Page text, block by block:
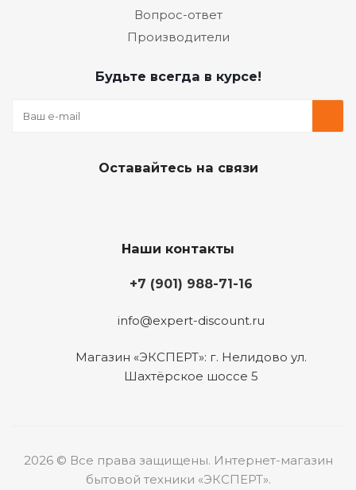
Вопрос-ответ
Производители
Будьте всегда в курсе!
Оставайтесь на связи
Наши контакты
+7 (901) 988-71-16
info@expert-discount.ru
Магазин «ЭКСПЕРТ»: г. Нелидово ул.
Шахтёрское шоссе 5
2026 © Все права защищены. Интернет-магазин
бытовой техники «ЭКСПЕРТ».